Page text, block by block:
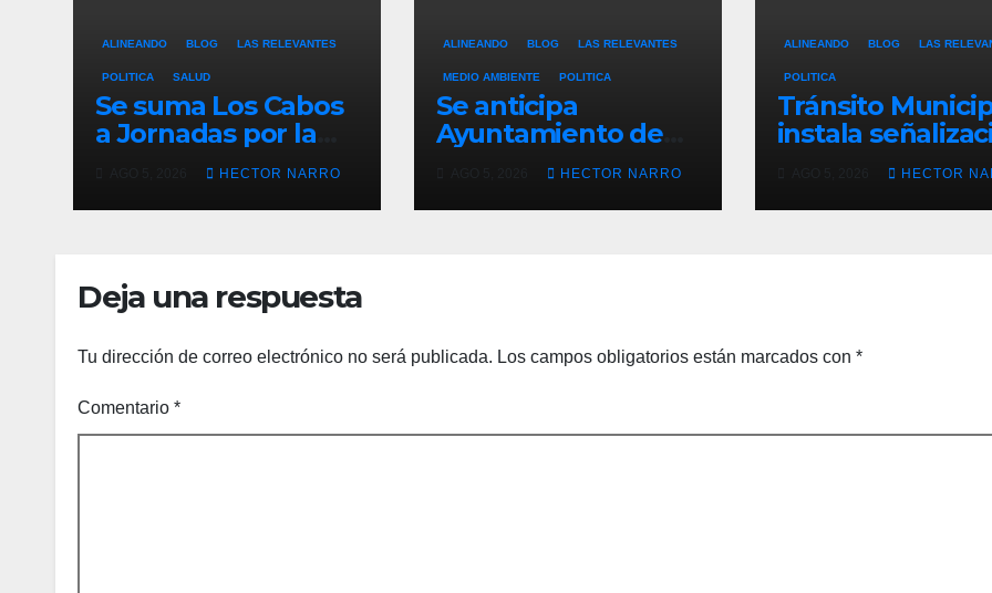
ALINEANDO BLOG LAS RELEVANTES
POLITICA SALUD
Se suma Los Cabos
a Jornadas por la
capacitación en
primeros auxilios
HECTOR NARRO
ALINEANDO BLOG LAS RELEVANTES
MEDIO AMBIENTE POLITICA
Se anticipa
Ayuntamiento de
Los Cabos con
acciones
preventivas ante
HECTOR NARRO
ALINEANDO BLOG LAS
POLITICA
Tránsito
instala
y rehabilita
peatonales en
Cabos
HECTOR
Deja una respuesta
Tu dirección de correo electrónico no será publicada. Los campos obligatorios están marcados con *
Comentario *